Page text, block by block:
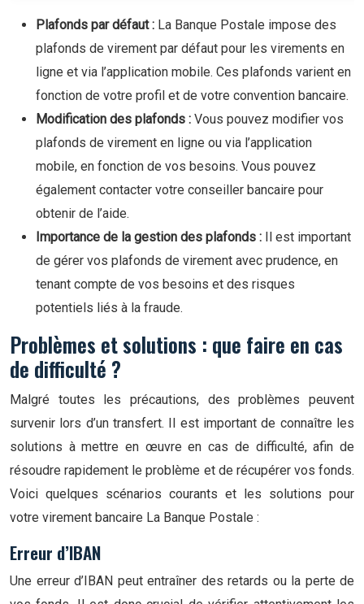
Plafonds par défaut : La Banque Postale impose des
plafonds de virement par défaut pour les virements en
ligne et via l’application mobile. Ces plafonds varient en
fonction de votre profil et de votre convention bancaire.
Modification des plafonds : Vous pouvez modifier vos
plafonds de virement en ligne ou via l’application
mobile, en fonction de vos besoins. Vous pouvez
également contacter votre conseiller bancaire pour
obtenir de l’aide.
Importance de la gestion des plafonds : Il est important
de gérer vos plafonds de virement avec prudence, en
tenant compte de vos besoins et des risques
potentiels liés à la fraude.
Problèmes et solutions : que faire en cas
de difficulté ?
Malgré toutes les précautions, des problèmes peuvent
survenir lors d’un transfert. Il est important de connaître les
solutions à mettre en œuvre en cas de difficulté, afin de
résoudre rapidement le problème et de récupérer vos fonds.
Voici quelques scénarios courants et les solutions pour
votre virement bancaire La Banque Postale :
Erreur d’IBAN
Une erreur d’IBAN peut entraîner des retards ou la perte de